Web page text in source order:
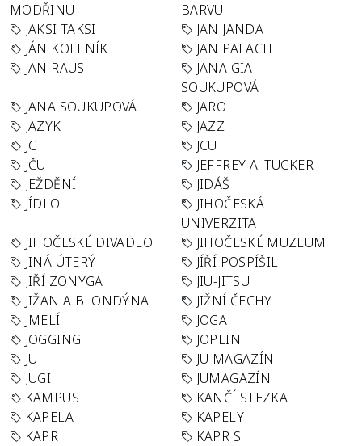
MODŘINU
BARVU
JAKSI TAKSI
JAN JANDA
JÁN KOLENÍK
JAN PALACH
JAN RAUS
JANA GIA
SOUKUPOVÁ
JANA SOUKUPOVÁ
JARO
JAZYK
JAZZ
JCTT
JCU
JČU
JEFFREY A. TUCKER
JEŽDĚNÍ
JIDÁŠ
JÍDLO
JIHOČESKÁ
UNIVERZITA
JIHOČESKÉ DIVADLO
JIHOČESKÉ MUZEUM
JINÁ ÚTERÝ
JÍŘÍ POSPÍŠIL
JIŘÍ ZONYGA
JIU-JITSU
JIŽAN A BLONDÝNA
JIŽNÍ ČECHY
JMELÍ
JOGA
JOGGING
JOPLIN
JU
JU MAGAZÍN
JUGI
JUMAGAZÍN
KAMPUS
KANČÍ STEZKA
KAPELA
KAPELY
KAPR
KAPR S